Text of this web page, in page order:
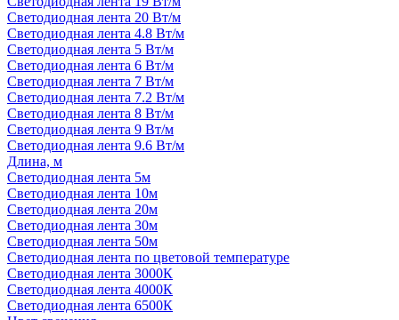
Светодиодная лента 20 Вт/м
Светодиодная лента 4.8 Вт/м
Светодиодная лента 5 Вт/м
Светодиодная лента 6 Вт/м
Светодиодная лента 7 Вт/м
Светодиодная лента 7.2 Вт/м
Светодиодная лента 8 Вт/м
Светодиодная лента 9 Вт/м
Светодиодная лента 9.6 Вт/м
Длина, м
Светодиодная лента 5м
Светодиодная лента 10м
Светодиодная лента 20м
Светодиодная лента 30м
Светодиодная лента 50м
Светодиодная лента по цветовой температуре
Светодиодная лента 3000К
Светодиодная лента 4000К
Светодиодная лента 6500К